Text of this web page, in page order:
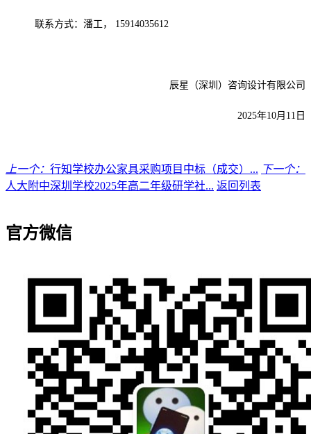
联系方式：潘工， 15914035612
辰星（深圳）咨询设计有限公司
2025年10月 11 日
上一个： 行知学校办公家具采购项目中标（成交）... 下一个：
人大附中深圳学校2025年高二年级研学社... 返回列表
官方微信